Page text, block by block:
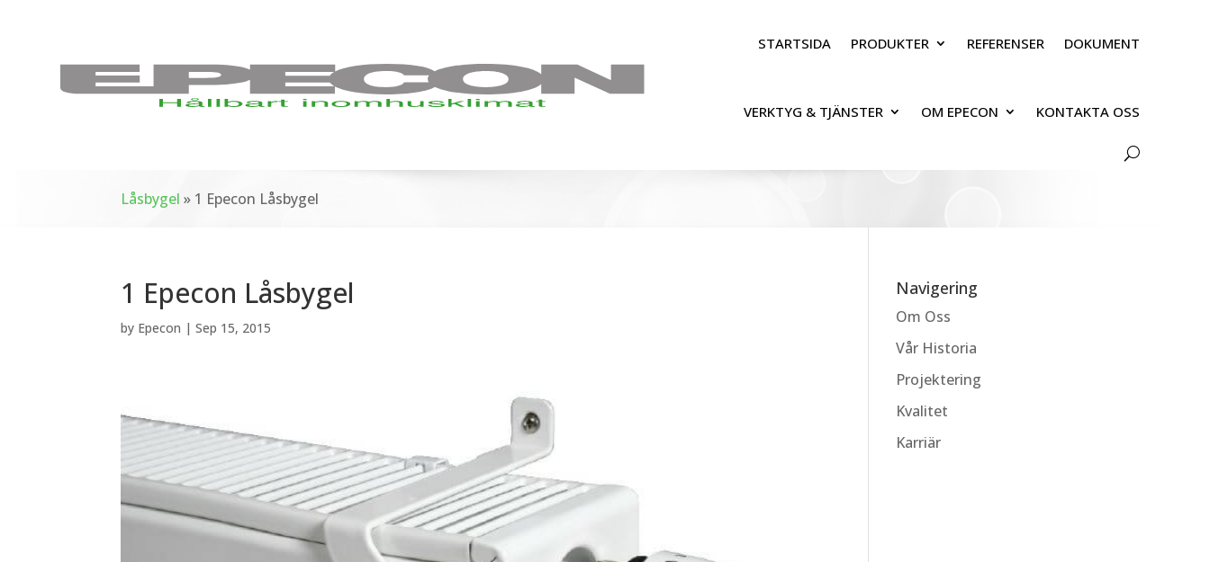
STARTSIDA PRODUKTER REFERENSER DOKUMENT
VERKTYG & TJÄNSTER OM EPECON KONTAKTA OSS
Låsbygel » 1 Epecon Låsbygel
1 Epecon Låsbygel
by Epecon |Sep 15, 2015
Navigering
Om Oss
Vår Historia
Projektering
Kvalitet
Karriär